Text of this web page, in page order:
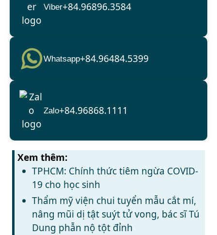
Viber+84.96896.3584
Whatsapp+84.96484.5399
Zalo+84.96868.1111
Xem thêm:
TPHCM: Chính thức tiêm ngừa COVID-
19 cho học sinh
Thẩm mỹ viện chui tuyển mẫu cắt mí,
nâng mũi dị tật suýt tử vong, bác sĩ Tú
Dung phẫn nộ tột đỉnh